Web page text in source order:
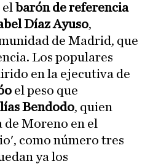
barón de referencia
Díaz Ayuso,
de Madrid, que
Los populares
en la ejecutiva de
el peso que
Bendodo, quien
Moreno en el
como número tres
ya los